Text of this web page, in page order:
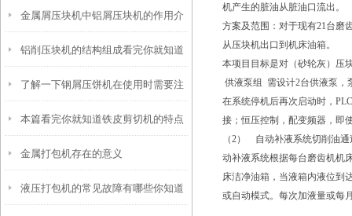
就看看这些吧
金属屑压块机中铝屑压块机的作用介
绍
铝削压块机的结构组成看完你就知道
了
了解一下钢屑压饼机在使用时需要注
意什么
本篇看完你就知道铁皮剪切机的特点
有哪些了
金属打包机存在的意义
液压打包机的常见故障有哪些你知道
机产生的脏油从脏油口流出。
方案及范围：对于现有21台磨
从压块机出口到机床油箱。
本项目目标是对（砂轮灰）压
供液泵组 需设计2台供液泵，
在系统停机后再次启动时，
接；恒压控制，配变频器，即
（2） 自动补液系统切削油
动补液系统根据每台磨齿机机
床洁净油箱，当液箱内液位到
或自动模式。每次加液量或每